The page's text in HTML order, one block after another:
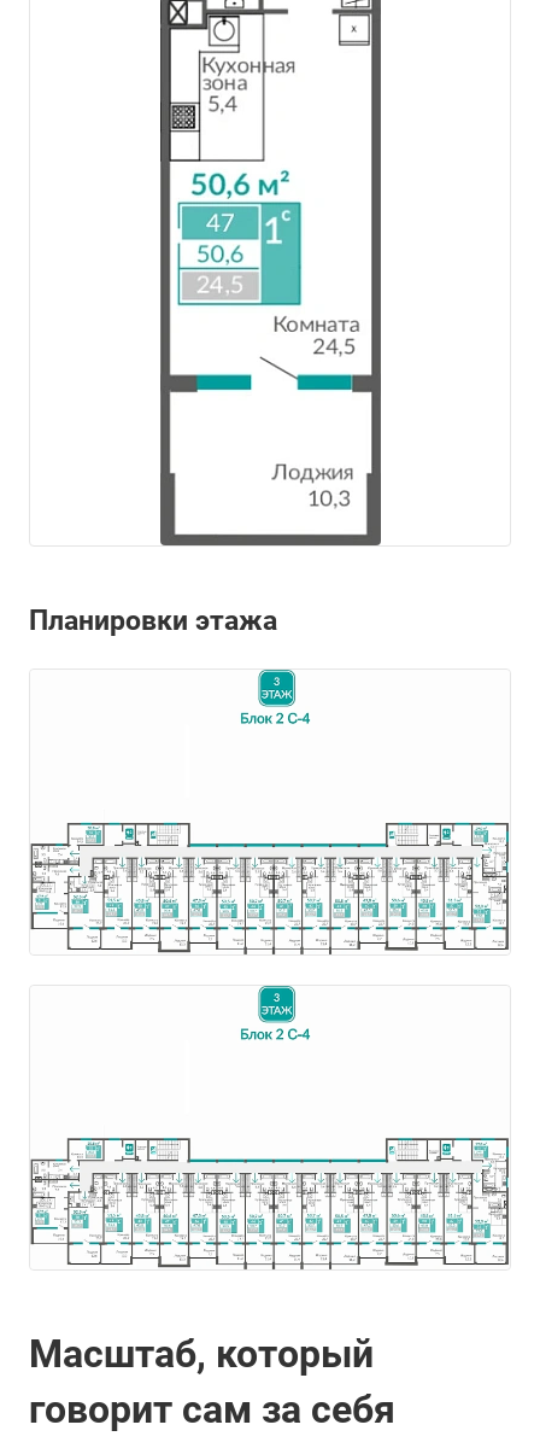
Планировки этажа
Масштаб, который
говорит сам за себя